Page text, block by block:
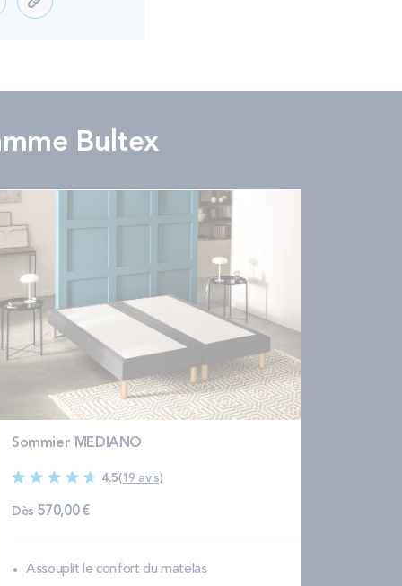
Bultex
Sommier MEDIANO
4.5(19 avis)
Dès 570,00 €
Assouplit le confort du matelas